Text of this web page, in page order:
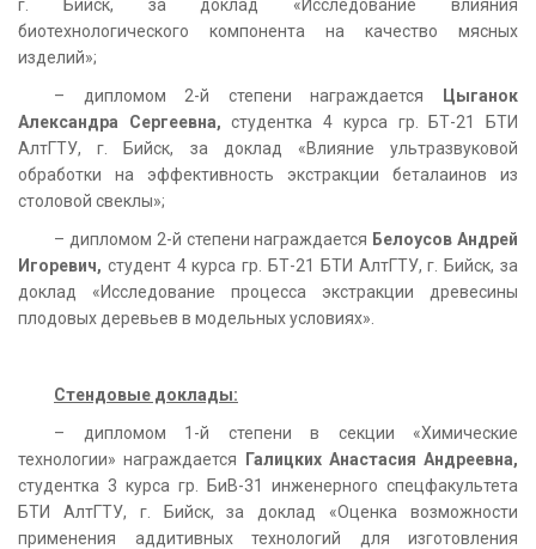
г. Бийск, за доклад «Исследование влияния
биотехнологического компонента на качество мясных
изделий»;
– дипломом 2-й степени награждается
Цыганок
Александра Сергеевна, студентка 4 курса гр. БТ-21 БТИ
АлтГТУ, г. Бийск, за доклад «Влияние ультразвуковой
обработки на эффективность экстракции беталаинов из
столовой свеклы»;
– дипломом 2-й степени награждается Белоусов Андрей
Игоревич, студент 4 курса гр. БТ-21 БТИ АлтГТУ, г. Бийск, за
доклад «Исследование процесса экстракции древесины
плодовых деревьев в модельных условиях».
Стендовые доклады:
– дипломом 1-й степени в секции «Химические
технологии» награждается
Галицких Анастасия Андреевна,
студентка 3 курса гр. БиВ-31 инженерного спецфакультета
БТИ АлтГТУ, г. Бийск, за доклад «Оценка возможности
применения аддитивных технологий для изготовления